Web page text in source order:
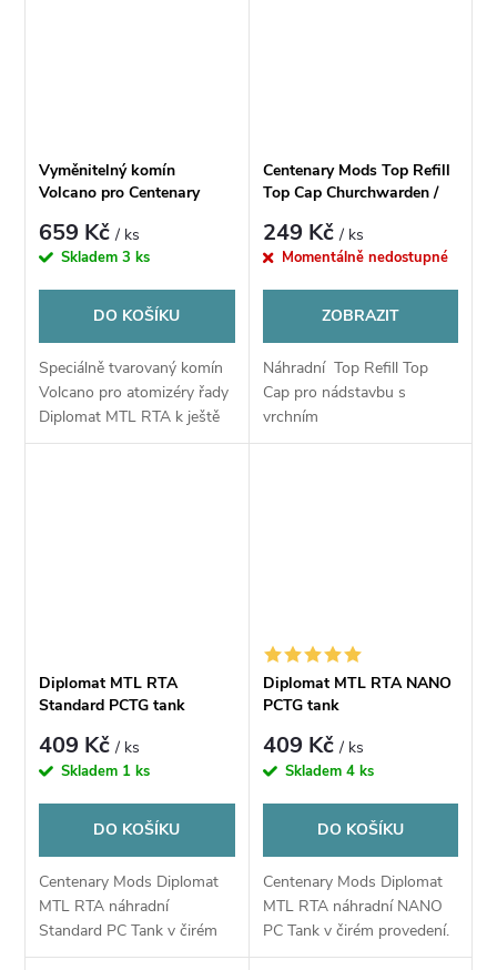
Vyměnitelný komín
Volcano pro Centenary
659 Kč/ ks
Skladem3 ks
DO KOŠÍKU
Speciálně tvarovaný komín
Volcano pro atomizéry řady
Diplomat MTL RTA k ještě
lepšímu podání chuti všech
Centenary Mods Top Refill
Top Cap Churchwarden /
249 Kč/ ks
Momentálně nedostupné
ZOBRAZIT
Náhradní Top Refill Top
Cap pro nádstavbu s
vrchním
plněním Churchwarden /
Diplomat MTL RTA
Standard PCTG tank
409 Kč/ ks
Skladem 1 ks
DO KOŠÍKU
Centenary Mods Diplomat
MTL RTA náhradní
Standard PC Tank v čirém
provedení. Kompibilní pouze
Diplomat MTL RTA NANO
PCTG tank
409 Kč/ ks
Skladem 4 ks
DO KOŠÍKU
Centenary Mods Diplomat
MTL RTA náhradní NANO
PC Tank v čirém provedení.
Kompibilní pouze